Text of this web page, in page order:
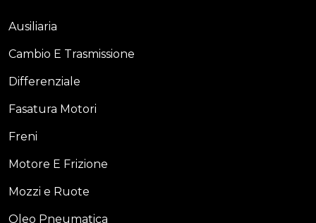
Ausiliaria
Cambio E Trasmissione
Differenziale
Fasatura Motori
Freni
Motore E Frizione
Mozzi e Ruote
Oleo Pneumatica